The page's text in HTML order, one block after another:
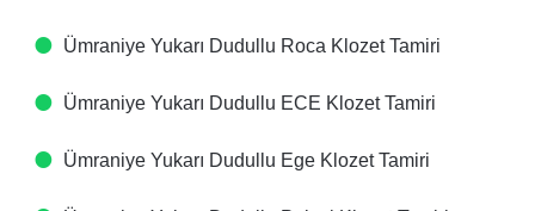
Ümraniye Yukarı Dudullu Roca Klozet Tamiri
Ümraniye Yukarı Dudullu ECE Klozet Tamiri
Ümraniye Yukarı Dudullu Ege Klozet Tamiri